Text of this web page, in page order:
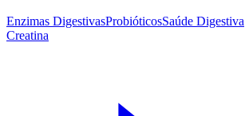
Enzimas DigestivasProbióticosSaúde Digestiva
Creatina